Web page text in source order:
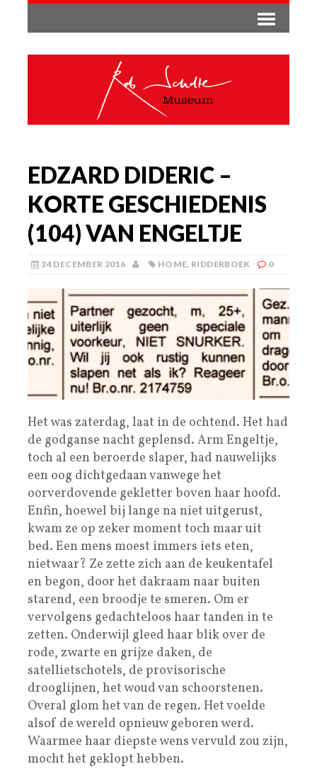
EDZARD DIDERIC –
KORTE GESCHIEDENIS
(104) VAN ENGELTJE
24 DECEMBER 2016 HOME, RIDDERBOEK 0
Het was zaterdag, laat in de ochtend. Het had
de godganse nacht geplensd. Arm Engeltje,
toch al een beroerde slaper, had nauwelijks
een oog dichtgedaan vanwege het
oorverdovende gekletter boven haar hoofd.
Enfin, hoewel bij lange na niet uitgerust,
kwam ze op zeker moment toch maar uit
bed. Een mens moest immers iets eten,
nietwaar? Ze zette zich aan de keukentafel
en begon, door het dakraam naar buiten
starend, een broodje te smeren. Om er
vervolgens gedachteloos haar tanden in te
zetten. Onderwijl gleed haar blik over de
rode, zwarte en grijze daken, de
satellietschotels, de provisorische
drooglijnen, het woud van schoorstenen.
Overal glom het van de regen. Het voelde
alsof de wereld opnieuw geboren werd.
Waarmee haar diepste wens vervuld zou zijn,
mocht het geklopt hebben.